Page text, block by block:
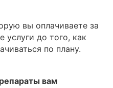
вы оплачиваете за
услуги до того, как
по плану.
вам